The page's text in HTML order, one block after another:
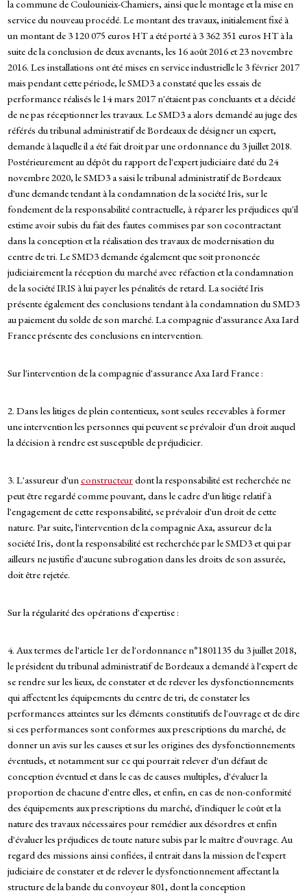
la commune de Coulounieix-Chamiers, ainsi que le montage et la mise en
service du nouveau procédé. Le montant des travaux, initialement fixé à
un montant de 3 120 075 euros HT a été porté à 3 362 351 euros HT à la
suite de la conclusion de deux avenants, les 16 août 2016 et 23 novembre
2016. Les installations ont été mises en service industrielle le 3 février 2017
mais pendant cette période, le SMD3 a constaté que les essais de
performance réalisés le 14 mars 2017 n'étaient pas concluants et a décidé
de ne pas réceptionner les travaux. Le SMD3 a alors demandé au juge des
référés du tribunal administratif de Bordeaux de désigner un expert,
demande à laquelle il a été fait droit par une ordonnance du 3 juillet 2018.
Postérieurement au dépôt du rapport de l'expert judiciaire daté du 24
novembre 2020, le SMD3 a saisi le tribunal administratif de Bordeaux
d'une demande tendant à la condamnation de la société Iris, sur le
fondement de la responsabilité contractuelle, à réparer les préjudices qu'il
estime avoir subis du fait des fautes commises par son cocontractant
dans la conception et la réalisation des travaux de modernisation du
centre de tri. Le SMD3 demande également que soit prononcée
judiciairement la réception du marché avec réfaction et la condamnation
de la société IRIS à lui payer les pénalités de retard. La société Iris
présente également des conclusions tendant à la condamnation du SMD3
au paiement du solde de son marché. La compagnie d'assurance Axa Iard
France présente des conclusions en intervention.
Sur l'intervention de la compagnie d'assurance Axa Iard France :
2. Dans les litiges de plein contentieux, sont seules recevables à former
une intervention les personnes qui peuvent se prévaloir d'un droit auquel
la décision à rendre est susceptible de préjudicier.
3. L'assureur d'unconstructeurdont la responsabilité est recherchée ne
peut être regardé comme pouvant, dans le cadre d'un litige relatif à
l'engagement de cette responsabilité, se prévaloir d'un droit de cette
nature. Par suite, l'intervention de la compagnie Axa, assureur de la
société Iris, dont la responsabilité est recherchée par le SMD3 et qui par
ailleurs ne justifie d'aucune subrogation dans les droits de son assurée,
doit être rejetée.
Sur la régularité des opérations d'expertise :
4. Aux termes de l'article 1er de l'ordonnance n°1801135 du 3 juillet 2018,
le président du tribunal administratif de Bordeaux a demandé à l'expert de
se rendre sur les lieux, de constater et de relever les dysfonctionnements
qui affectent les équipements du centre de tri, de constater les
performances atteintes sur les éléments constitutifs de l'ouvrage et de dire
si ces performances sont conformes aux prescriptions du marché, de
donner un avis sur les causes et sur les origines des dysfonctionnements
éventuels, et notamment sur ce qui pourrait relever d'un défaut de
conception éventuel et dans le cas de causes multiples, d'évaluer la
proportion de chacune d'entre elles, et enfin, en cas de non-conformité
des équipements aux prescriptions du marché, d'indiquer le coût et la
nature des travaux nécessaires pour remédier aux désordres et enfin
d'évaluer les préjudices de toute nature subis par le maître d'ouvrage. Au
regard des missions ainsi confiées, il entrait dans la mission de l'expert
judiciaire de constater et de relever le dysfonctionnement affectant la
structure de la bande du convoyeur 801, dont la conception